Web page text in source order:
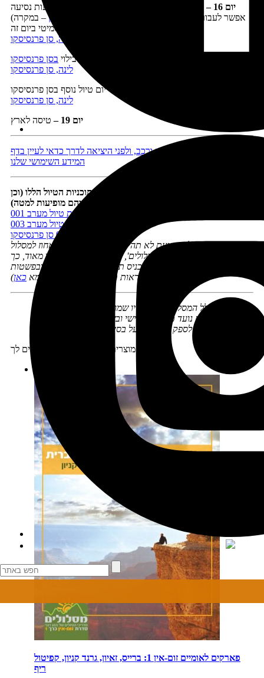
יום 16 –
השלמות ביוסמיטי ונסיעה לסן פרנסיסקו, 4 שעות נסיעה
(אפשר לעבור בדרך
כאן– במקרה
לינה, סן פרנסיסקו
בילוי בסן פרנסיסקו
לינה, סן פרנסיסקו
יום טיול נוסף בסן פרנסיסקו
לינה, סן פרנסיסקו
יום 19
–טיסה לארץ
לפני הזמנת טיסות, מלונות ורכב, ולפני היציאה לדרך כדאי לעיין בדף
המידע השימושי שלנו
כדי למלא את המסלול בתוכן מומלץ להיעזר בתוכניות הטיול הללו (וכן
תוכנית טיול מערב 001
תוכנית טיול מערב 003
תוכנית הטיול המוצעת לא תהיה בהכרח זהה במאה אחוז למסלול
שבחרתם ב'מחולל-המסלולים', אך היא תהיה דומה לו מאוד, כך
שתוכלו להיעזר בה כדי להכניס תוכן לימי הטיול בקלות ובפשטות
(אפשר לראות תוכניות חינאמיות לדוגמא כאן)
הזכויות במחולל המסלולים ובתוצריו שמורות לנטע דגני
מחולל המסלולים נועד ככלי עזר אישי ובשום אופן אין לעשות בו
שימוש מסחרי או לספק שירותים על בסיסו
פארקים לאומיים זום-אין 1: ברייס, זאיון, גרנד קניון, קפיטול
ריף